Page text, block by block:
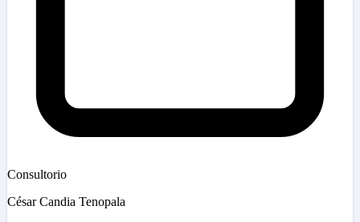
Consultorio
César Candia Tenopala